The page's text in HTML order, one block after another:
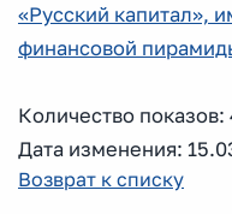
«Русский капитал»,
финансовой
Количество показов:
Дата изменения:
Возврат к списку